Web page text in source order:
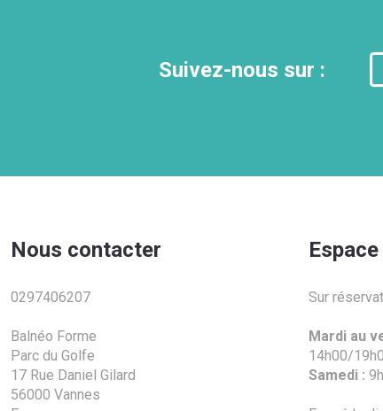
Suivez-nous sur :
Nous contacter
0297406207
Balnéo Forme
Parc du Golfe
17 Rue Daniel Gilard
56000 Vannes
Sur
Mardi au
14h00/
Samedi :